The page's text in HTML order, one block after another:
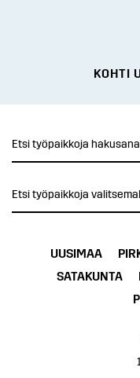
KOHTI
Etsi työpaikkoja
UUSIMAA
SATAKUNTA